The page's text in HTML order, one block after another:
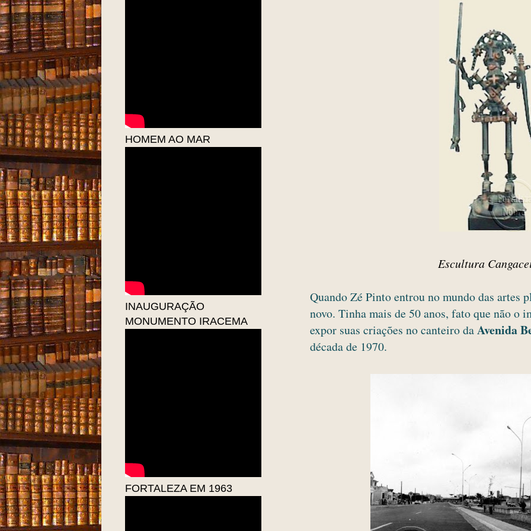
Escultura
Quando Zé Pinto entrou no mundo das artes
novo. Tinha mais de 50 anos, fato que não o
expor suas criações no canteiro daAvenida
década de 1970.
HOMEM AO MAR
INAUGURAÇÃO
MONUMENTO IRACEMA
FORTALEZA EM 1963